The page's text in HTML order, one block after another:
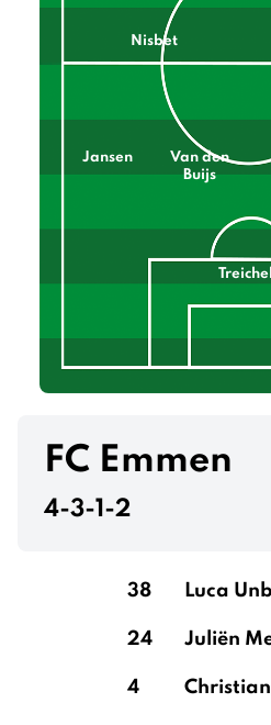
Nisbet
Jansen
Van den
Buijs
Treichel
FC Emmen
4-3-1-2
38 Luca
24 Juliën
4